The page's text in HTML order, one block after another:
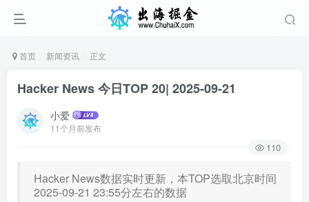
首页 新闻资讯 正文
Hacker News 今日TOP 20| 2025-09-21
小爱
11个月前发布
110
Hacker News数据实时更新，本TOP选取北京时间
2025-09-21 23:55分左右的数据